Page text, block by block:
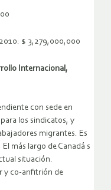
$ 3,279,000,000
Internacional,
con sede en
los sindicatos, y
migrantes. Es
más largo de Canadá s
situación.
y co-anfitrión de